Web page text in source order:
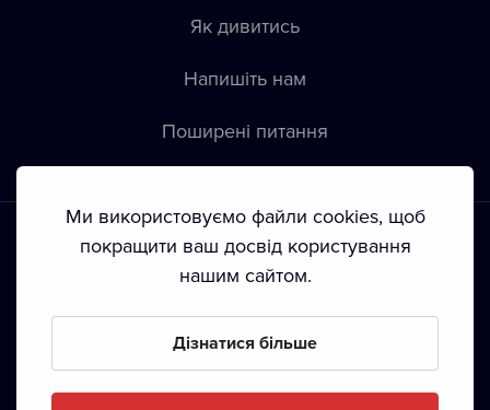
Як дивитись
Напишіть нам
Пoширені питання
Положення й умови • Конфіденційність • Автoрські права
Ми використовуємо файли cookies, щоб
покращити ваш досвід користування
нашим сайтом.
Дізнатися більше